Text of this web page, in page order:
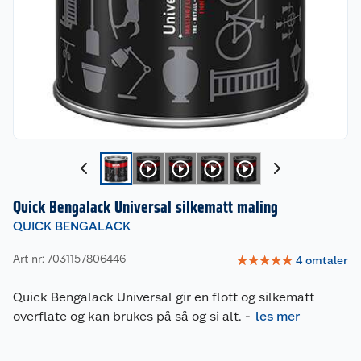
Quick Bengalack Universal silkematt maling
QUICK BENGALACK
Art nr: 7031157806446 ☆☆☆☆☆ 4omtaler
Quick Bengalack Universal gir en flott og silkematt
overflate og kan brukes på så og si alt. - les mer